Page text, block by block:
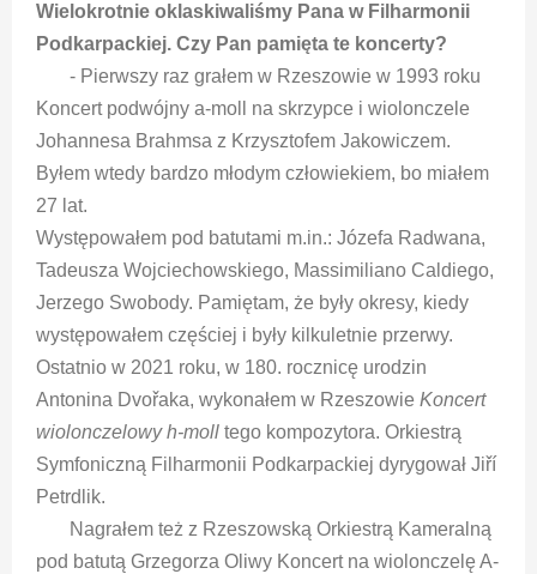
Wielokrotnie oklaskiwaliśmy Pana w Filharmonii
Podkarpackiej. Czy Pan pamięta te koncerty?
- Pierwszy raz grałem w Rzeszowie w 1993 roku
Koncert podwójny a-moll na skrzypce i wiolonczele
Johannesa Brahmsa z Krzysztofem Jakowiczem.
Byłem wtedy bardzo młodym człowiekiem, bo miałem
27 lat.
Występowałem pod batutami m.in.: Józefa Radwana,
Tadeusza Wojciechowskiego, Massimiliano Caldiego,
Jerzego Swobody. Pamiętam, że były okresy, kiedy
występowałem częściej i były kilkuletnie przerwy.
Ostatnio w 2021 roku, w 180. rocznicę urodzin
Antonina Dvořaka, wykonałem w Rzeszowie Koncert
wiolonczelowy h-moll tego kompozytora. Orkiestrą
Symfoniczną Filharmonii Podkarpackiej dyrygował Jiří
Petrdlik.
Nagrałem też z Rzeszowską Orkiestrą Kameralną
pod batutą Grzegorza Oliwy Koncert na wiolonczelę A-